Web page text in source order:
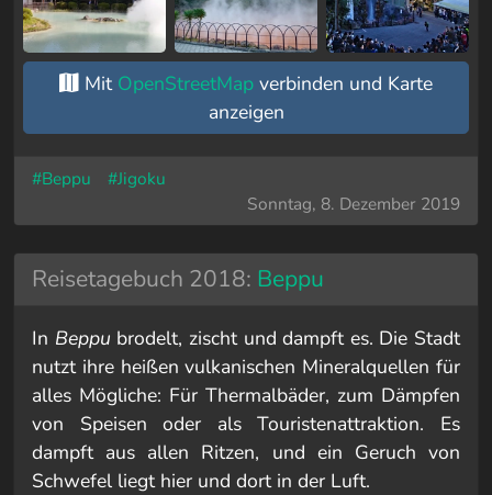
Mit OpenStreetMap verbinden und Karte
anzeigen
#Beppu
#Jigoku
Sonntag, 8. Dezember 2019
Reisetagebuch 2018: Beppu
In Beppu brodelt, zischt und dampft es. Die Stadt
nutzt ihre heißen vulkanischen Mineralquellen für
alles Mögliche: Für Thermalbäder, zum Dämpfen
von Speisen oder als Touristenattraktion. Es
dampft aus allen Ritzen, und ein Geruch von
Schwefel liegt hier und dort in der Luft.